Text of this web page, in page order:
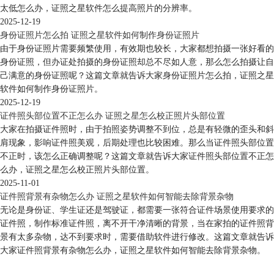
太低怎么办，证照之星软件怎么提高照片的分辨率。
2025-12-19
身份证照片怎么拍 证照之星软件如何制作身份证照片
由于身份证照片需要频繁使用，有效期也较长，大家都想拍摄一张好看的
身份证照，但办证处拍摄的身份证照却总不尽如人意，那么怎么拍摄让自
己满意的身份证照呢？这篇文章就告诉大家身份证照片怎么拍，证照之星
软件如何制作身份证照片。
2025-12-19
证件照头部位置不正怎么办 证照之星怎么校正照片头部位置
大家在拍摄证件照时，由于拍照姿势调整不到位，总是有轻微的歪头和斜
肩现象，影响证件照美观，后期处理也比较困难。那么当证件照头部位置
不正时，该怎么正确调整呢？这篇文章就告诉大家证件照头部位置不正怎
么办，证照之星怎么校正照片头部位置。
2025-11-01
证件照背景有杂物怎么办 证照之星软件如何智能去除背景杂物
无论是身份证、学生证还是驾驶证，都需要一张符合证件场景使用要求的
证件照，制作标准证件照，离不开干净清晰的背景，当在家拍的证件照背
景有太多杂物，达不到要求时，需要借助软件进行修改。这篇文章就告诉
大家证件照背景有杂物怎么办，证照之星软件如何智能去除背景杂物。